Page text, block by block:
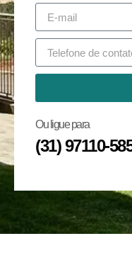
Ou ligue para
(31) 97110-